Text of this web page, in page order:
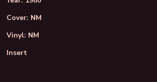
Cover: NM
Vinyl: NM
Insert